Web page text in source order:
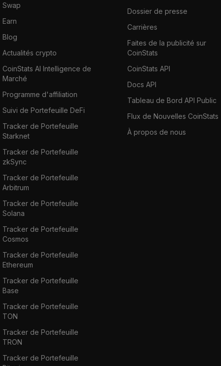
Swap
Earn
Blog
Actualités crypto
CoinStats AI Intelligence de
Marché
Programme d'affiliation
Suivi de Portefeuille DeFi
Tracker de Portefeuille
Starknet
Tracker de Portefeuille
zkSync
Tracker de Portefeuille
Arbitrum
Tracker de Portefeuille
Solana
Tracker de Portefeuille
Cosmos
Tracker de Portefeuille
Ethereum
Tracker de Portefeuille
Base
Tracker de Portefeuille
TON
Tracker de Portefeuille
TRON
Tracker de Portefeuille
Dossier de presse
Carrières
Faites de la publicité sur
CoinStats
CoinStats API
Docs API
Tableau de Bord API Public
Flux de Nouvelles CoinStats
À propos de nous